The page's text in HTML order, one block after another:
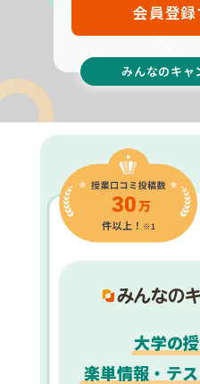
会員登録
みんなのキャ
大学の
楽単情報・テ